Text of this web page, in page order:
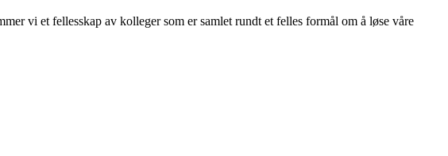
vi et fellesskap av kolleger som er samlet rundt et felles formål om å løse våre